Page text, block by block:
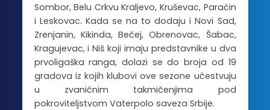
Sombor, Belu Crkvu Kraljevo, Kruševac, Paraćin
i Leskovac. Kada se na to dodaju i Novi Sad,
Zrenjanin, Kikinda, Bečej, Obrenovac, Šabac,
Kragujevac, i Niš koji imaju predstavnike u dva
prvoligaška ranga, dolazi se do broja od 19
gradova iz kojih klubovi ove sezone učestvuju
u zvaničnim takmičenjima pod
pokroviteljstvom Vaterpolo saveza Srbije.